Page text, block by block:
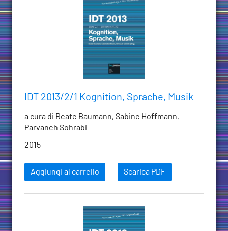
IDT 2013/2/1 Kognition, Sprache, Musik
a cura di Beate Baumann, Sabine Hoffmann,
Parvaneh Sohrabi
2015
Aggiungi al carrello Scarica PDF